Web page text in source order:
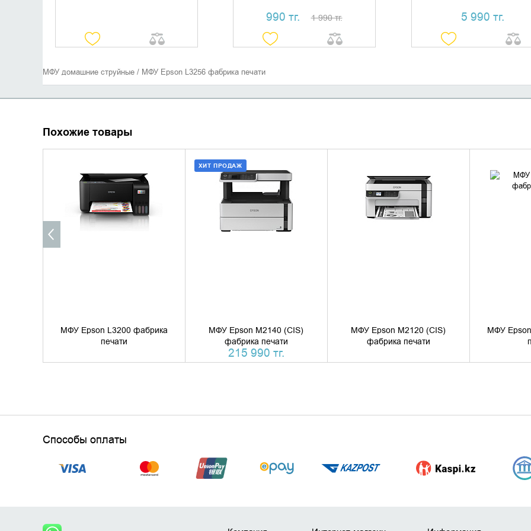
990 тг. 1 990 тг. 5 990 тг.
МФУ домашние струйные / МФУ Epson L3256 фабрика печати
Похожие товары
МФУ Epson L3200 фабрика
печати
УТОЧНИТЬ НАЛИЧИЕ
МФУ Epson M2140 (CIS)
фабрика печати
215 990 тг.
ХИТ ПРОДАЖ
ДОБАВИТЬ В КОРЗИНУ
КУПИТЬ В 1 КЛИК
МФУ Epson M2120 (CIS)
фабрика печати
УТОЧНИТЬ НАЛИЧИЕ
МФУ
Способы оплаты